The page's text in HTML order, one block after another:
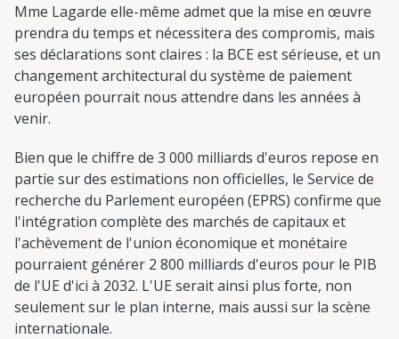
Mme Lagarde elle-même admet que la mise en œuvre
prendra du temps et nécessitera des compromis, mais
ses déclarations sont claires : la BCE est sérieuse, et un
changement architectural du système de paiement
européen pourrait nous attendre dans les années à
venir.
Bien que le chiffre de 3 000 milliards d'euros repose en
partie sur des estimations non officielles, le Service de
recherche du Parlement européen (EPRS) confirme que
l'intégration complète des marchés de capitaux et
l'achèvement de l'union économique et monétaire
pourraient générer 2 800 milliards d'euros pour le PIB
de l'UE d'ici à 2032. L'UE serait ainsi plus forte, non
seulement sur le plan interne, mais aussi sur la scène
internationale.